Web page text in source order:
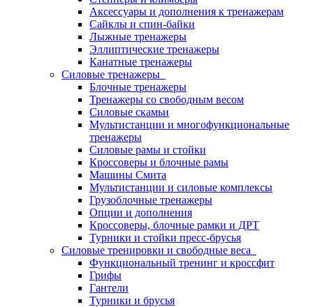
Аксессуары и дополнения к тренажерам
Сайклы и спин-байки
Лыжные тренажеры
Эллиптические тренажеры
Канатные тренажеры
Силовые тренажеры
Блочные тренажеры
Тренажеры со свободным весом
Силовые скамьи
Мультистанции и многофункциональные
тренажеры
Силовые рамы и стойки
Кроссоверы и блочные рамы
Машины Смита
Мультистанции и силовые комплексы
Грузоблочные тренажеры
Опции и дополнения
Кроссоверы, блочные рамки и ДРТ
Турники и стойки пресс-брусья
Силовые тренировки и свободные веса
Функциональный тренинг и кроссфит
Грифы
Гантели
Турники и брусья